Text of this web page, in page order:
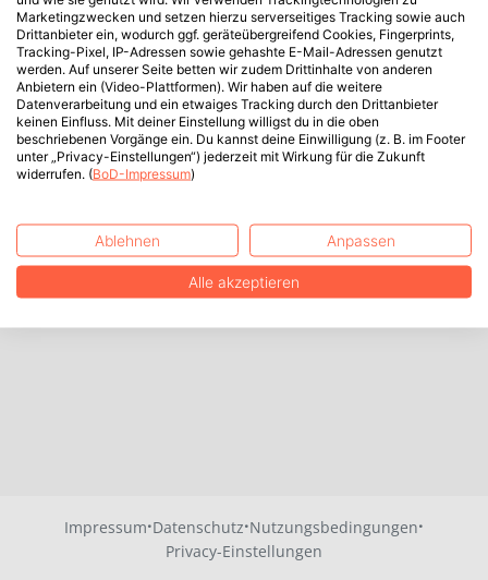
Impressum·Datenschutz·Nutzungsbedingungen·
Privacy-Einstellungen
Marketingzwecken und setzen hierzu serverseitiges Tracking sowie auch
Drittanbieter ein, wodurch ggf. geräteübergreifend Cookies, Fingerprints,
Tracking-Pixel, IP-Adressen sowie gehashte E-Mail-Adressen genutzt
werden. Auf unserer Seite betten wir zudem Drittinhalte von anderen
Anbietern ein (Video-Plattformen). Wir haben auf die weitere
Datenverarbeitung und ein etwaiges Tracking durch den Drittanbieter
keinen Einfluss. Mit deiner Einstellung willigst du in die oben
beschriebenen Vorgänge ein. Du kannst deine Einwilligung (z. B. im Footer
unter „Privacy-Einstellungen“) jederzeit mit Wirkung für die Zukunft
widerrufen. (BoD-Impressum)
Ablehnen Anpassen
Alle akzeptieren